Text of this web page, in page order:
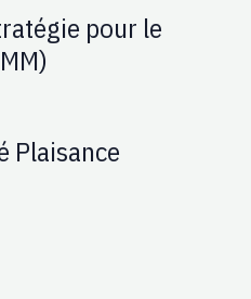
pour le
Plaisance